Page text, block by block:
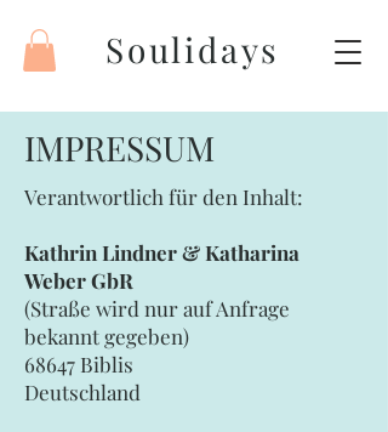
Soulidays
IMPRESSUM
Verantwortlich für den Inhalt:
Kathrin Lindner & Katharina
Weber GbR
(Straße wird nur auf Anfrage
bekannt gegeben)
68647 Biblis
Deutschland